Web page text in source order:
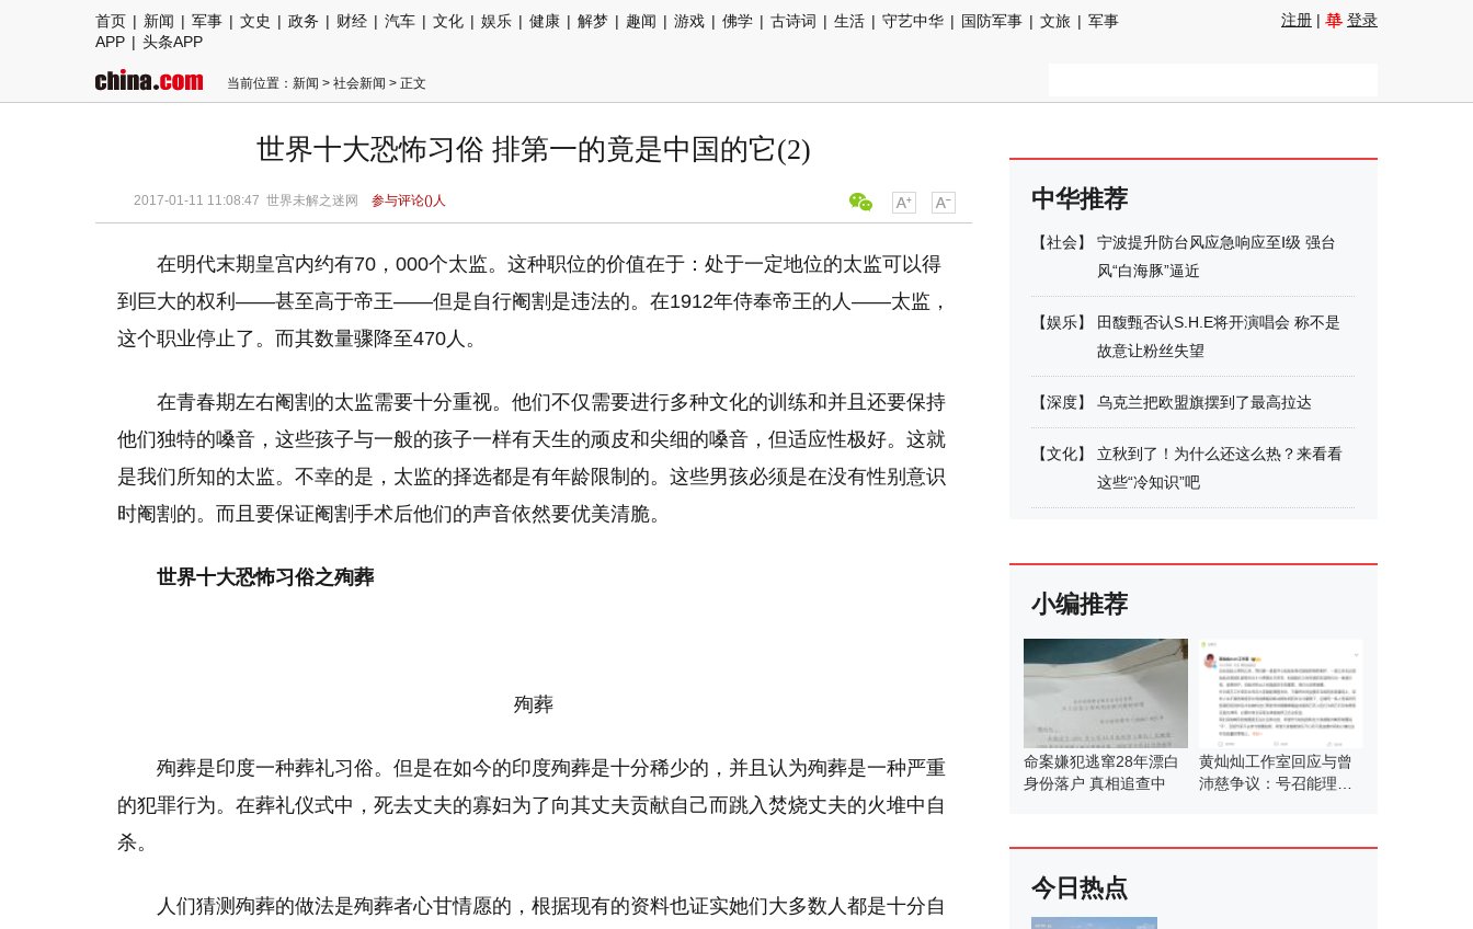
首页 | 新闻 | 军事 | 文史 | 政务 | 财经 | 汽车 | 文化 | 娱乐 | 健康 | 解梦 | 趣闻 | 游戏 | 佛学 | 古诗词 | 生活 | 守艺中华 | 国防军事 | 文旅 | 军事
APP | 头条APP
注册 | 登录
当前位置： 新闻 > 社会新闻 > 正文
世界十大恐怖习俗 排第一的竟是中国的它(2)
2017-01-11 11:08:47 世界未解之迷网 参与评论()人
在明代末期皇宫内约有70，000个太监。这种职位的价值在于：处于一定地位的太监可以得
到巨大的权利——甚至高于帝王——但是自行阉割是违法的。在1912年侍奉帝王的人——太监，
这个职业停止了。而其数量骤降至470人。
在青春期左右阉割的太监需要十分重视。他们不仅需要进行多种文化的训练和并且还要保持
他们独特的嗓音，这些孩子与一般的孩子一样有天生的顽皮和尖细的嗓音，但适应性极好。这就
是我们所知的太监。不幸的是，太监的择选都是有年龄限制的。这些男孩必须是在没有性别意识
时阉割的。而且要保证阉割手术后他们的声音依然要优美清脆。
世界十大恐怖习俗之殉葬
殉葬
殉葬是印度一种葬礼习俗。但是在如今的印度殉葬是十分稀少的，并且认为殉葬是一种严重
的犯罪行为。在葬礼仪式中，死去丈夫的寡妇为了向其丈夫贡献自己而跳入焚烧丈夫的火堆中自
杀。
人们猜测殉葬的做法是殉葬者心甘情愿的，根据现有的资料也证实她们大多数人都是十分自
中华推荐
【社会】
宁波提升防台风应急响应至Ⅰ级 强台
风“白海豚”逼近
【娱乐】
田馥甄否认S.H.E将开演唱会 称不是
故意让粉丝失望
【深度】 乌克兰把欧盟旗摆到了最高拉达
【文化】
立秋到了！为什么还这么热？来看看
这些“冷知识”吧
小编推荐
命案嫌犯逃窜28年漂白
身份落户 真相追查中
黄灿灿工作室回应与曾
沛慈争议：号召能理智
今日热点